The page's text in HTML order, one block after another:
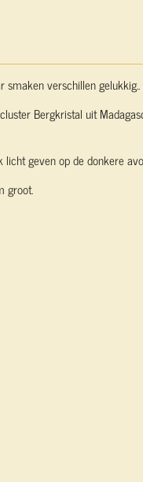
verschillen gelukkig..
Bergkristal uit
geven op de donkere
groot.